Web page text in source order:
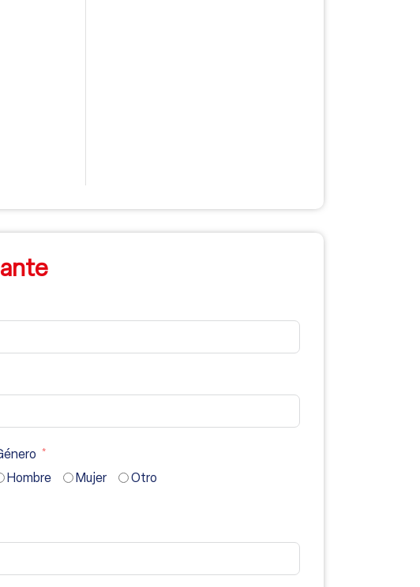
Hombre
Mujer Otro